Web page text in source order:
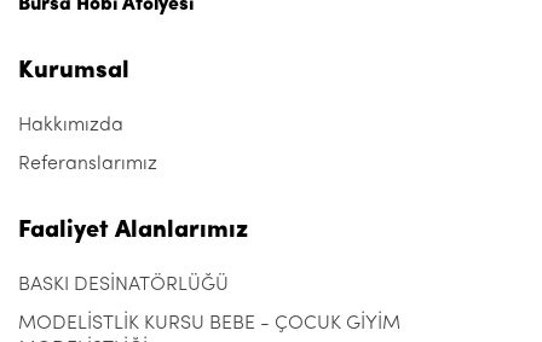
Bursa Hobi Atölyesi
Kurumsal
Hakkımızda
Referanslarımız
Faaliyet Alanlarımız
BASKI DESİNATÖRLÜĞÜ
MODELİSTLİK KURSU BEBE - ÇOCUK GİYİM